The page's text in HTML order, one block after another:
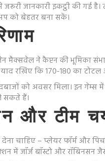
जानकारी इकट्ठी की गई
को बेहतर बना सकें।
मैक्सवेल ने कैप्टन की भूमिका
रखिए कि 170-180 का
को अवसर मिला। इन गेम्स में
सकते हैं।
और टीम
चाहिए – प्लेयर फॉर्म
में जॉर्ज बॉस्टो और